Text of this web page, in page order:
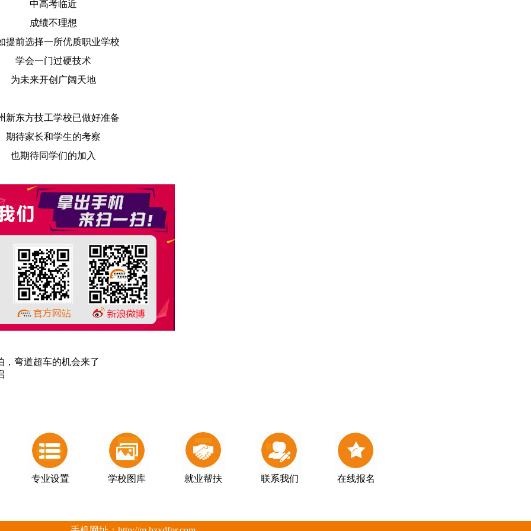
中高考临近
成绩不理想
提前选择一所优质职业学校
学会一门过硬技术
为未来开创广阔天地
新东方技工学校已做好准备
期待家长和学生的考察
也期待同学们的加入
，弯道超车的机会来了
专业设置 学校图库 就业帮扶 联系我们 在线报名